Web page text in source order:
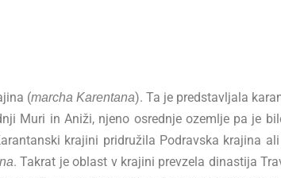
(marcha Karentana). Ta je predstavljala
Muri in Aniži, njeno osrednje ozemlje pa je
krajini pridružila Podravska krajina
. Takrat je oblast v krajini prevzela dinastija